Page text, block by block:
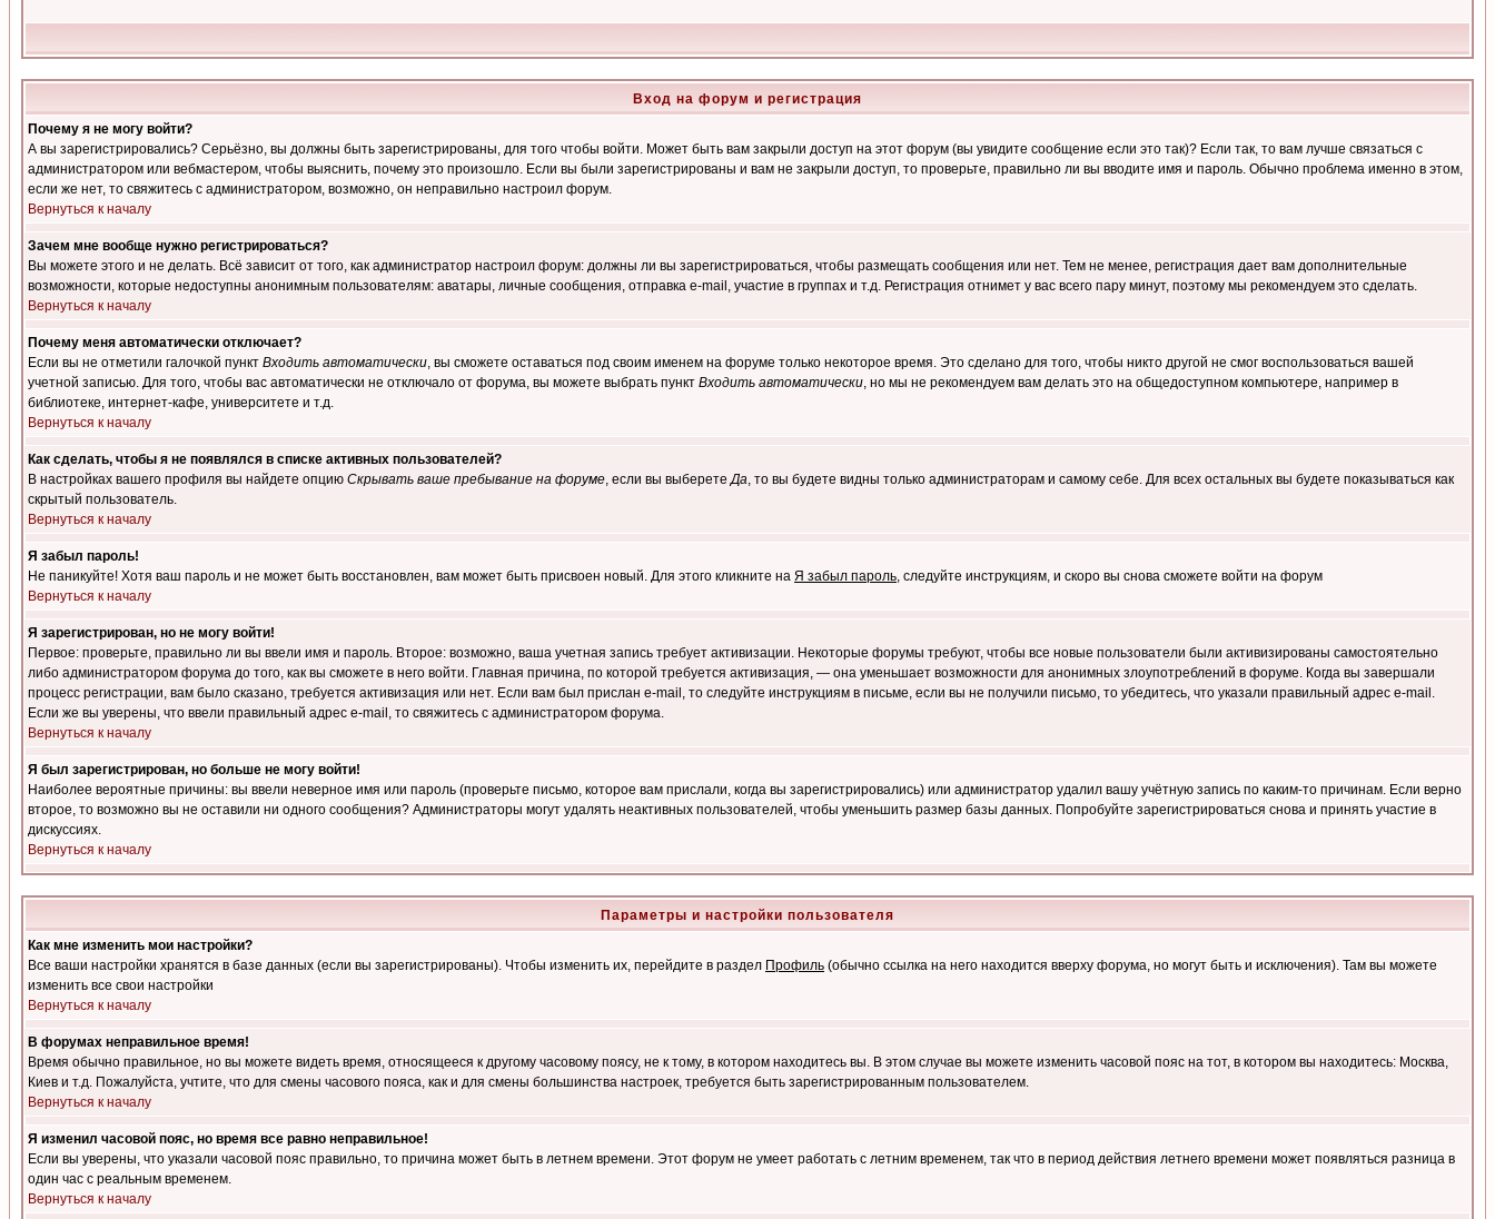
Вход на форум и регистрация
Почему я не могу войти?
А вы зарегистрировались? Серьёзно, вы должны быть зарегистрированы, для того чтобы войти. Может быть вам закрыли доступ на этот форум (вы увидите сообщение если это так)? Если так, то вам лучше связаться с
администратором или вебмастером, чтобы выяснить, почему это произошло. Если вы были зарегистрированы и вам не закрыли доступ, то проверьте, правильно ли вы вводите имя и пароль. Обычно проблема именно в этом,
если же нет, то свяжитесь с администратором, возможно, он неправильно настроил форум.
Вернуться к началу
Зачем мне вообще нужно регистрироваться?
Вы можете этого и не делать. Всё зависит от того, как администратор настроил форум: должны ли вы зарегистрироваться, чтобы размещать сообщения или нет. Тем не менее, регистрация дает вам дополнительные
возможности, которые недоступны анонимным пользователям: аватары, личные сообщения, отправка e-mail, участие в группах и т.д. Регистрация отнимет у вас всего пару минут, поэтому мы рекомендуем это сделать.
Вернуться к началу
Почему меня автоматически отключает?
Если вы не отметили галочкой пункт Входить автоматически, вы сможете оставаться под своим именем на форуме только некоторое время. Это сделано для того, чтобы никто другой не смог воспользоваться вашей
учетной записью. Для того, чтобы вас автоматически не отключало от форума, вы можете выбрать пункт Входить автоматически, но мы не рекомендуем вам делать это на общедоступном компьютере, например в
библиотеке, интернет-кафе, университете и т.д.
Вернуться к началу
Как сделать, чтобы я не появлялся в списке активных пользователей?
В настройках вашего профиля вы найдете опцию Скрывать ваше пребывание на форуме, если вы выберетеДа, то вы будете видны только администраторам и самому себе. Для всех остальных вы будете показываться как
скрытый пользователь.
Вернуться к началу
Я забыл пароль!
Не паникуйте! Хотя ваш пароль и не может быть восстановлен, вам может быть присвоен новый. Для этого кликните на Я забыл пароль, следуйте инструкциям, и скоро вы снова сможете войти на форум
Вернуться к началу
Я зарегистрирован, но не могу войти!
Первое: проверьте, правильно ли вы ввели имя и пароль. Второе: возможно, ваша учетная запись требует активизации. Некоторые форумы требуют, чтобы все новые пользователи были активизированы самостоятельно
либо администратором форума до того, как вы сможете в него войти. Главная причина, по которой требуется активизация, — она уменьшает возможности для анонимных злоупотреблений в форуме. Когда вы завершали
процесс регистрации, вам было сказано, требуется активизация или нет. Если вам был прислан e-mail, то следуйте инструкциям в письме, если вы не получили письмо, то убедитесь, что указали правильный адрес e-mail.
Если же вы уверены, что ввели правильный адрес e-mail, то свяжитесь с администратором форума.
Вернуться к началу
Я был зарегистрирован, но больше не могу войти!
Наиболее вероятные причины: вы ввели неверное имя или пароль (проверьте письмо, которое вам прислали, когда вы зарегистрировались) или администратор удалил вашу учётную запись по каким-то причинам. Если верно
второе, то возможно вы не оставили ни одного сообщения? Администраторы могут удалять неактивных пользователей, чтобы уменьшить размер базы данных. Попробуйте зарегистрироваться снова и принять участие в
дискуссиях.
Вернуться к началу
Параметры и настройки пользователя
Как мне изменить мои настройки?
Все ваши настройки хранятся в базе данных (если вы зарегистрированы). Чтобы изменить их, перейдите в раздел Профиль (обычно ссылка на него находится вверху форума, но могут быть и исключения). Там вы можете
изменить все свои настройки
Вернуться к началу
В форумах неправильное время!
Время обычно правильное, но вы можете видеть время, относящееся к другому часовому поясу, не к тому, в котором находитесь вы. В этом случае вы можете изменить часовой пояс на тот, в котором вы находитесь: Москва,
Киев и т.д. Пожалуйста, учтите, что для смены часового пояса, как и для смены большинства настроек, требуется быть зарегистрированным пользователем.
Вернуться к началу
Я изменил часовой пояс, но время все равно неправильное!
Если вы уверены, что указали часовой пояс правильно, то причина может быть в летнем времени. Этот форум не умеет работать с летним временем, так что в период действия летнего времени может появляться разница в
один час с реальным временем.
Вернуться к началу